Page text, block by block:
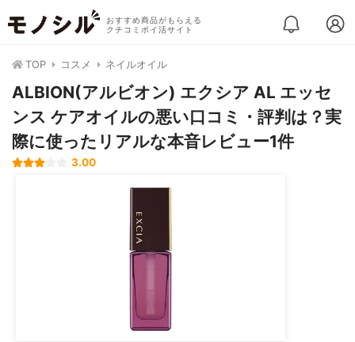
おすすめ商品がもらえる
クチコミポイ活サイト
TOP コスメ ネイルオイル
ALBION(アルビオン) エクシア AL エッセ
ンス ケアオイルの悪い口コミ・評判は？実
際に使ったリアルな本音レビュー1件
3.00